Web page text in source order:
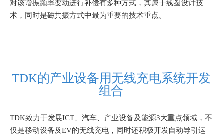
对该谐振频率变动进行补偿有多种方式，其属于线圈设计技
术，同时是磁共振方式中最为重要的技术重点。
TDK的产业设备用无线充电系统开发
组合
TDK致力于发展ICT、汽车、产业设备及能源3大重点领域，不
仅是移动设备及EV的无线充电，同时还积极开发自动导引运